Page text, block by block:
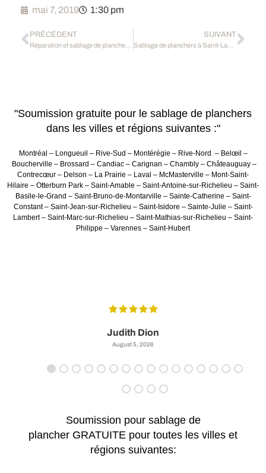
mai 7, 2019 1:30 pm
PRÉCÉDENT SUIVANT
Sablage de planchers à Saint-Lambert
"Soumission gratuite pour le sablage de planchers
dans les villes et régions suivantes :"
Montréal – Longueuil – Rive-Sud – Montérégie – Rive-Nord – Belœil –
Boucherville – Brossard – Candiac – Carignan – Chambly – Châteauguay –
Contrecœur – Delson – La Prairie – Laval – McMasterville – Mont-Saint-
Hilaire – Otterburn Park – Saint-Amable – Saint-Antoine-sur-Richelieu – Saint-
Basile-le-Grand – Saint-Bruno-de-Montarville – Sainte-Catherine – Saint-
Constant – Saint-Jean-sur-Richelieu – Saint-Isidore – Sainte-Julie – Saint-
Lambert – Saint-Marc-sur-Richelieu – Saint-Mathias-sur-Richelieu – Saint-
Philippe – Varennes – Saint-Hubert
Judith Dion
August 5, 2026
Soumission pour sablage de
plancher GRATUITE pour toutes les villes et
régions suivantes: